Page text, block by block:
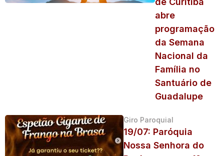
abre
programação
da Semana
Nacional da
Família no
Santuário de
Guadalupe
Giro Paroquial
19/07: Paróquia
Nossa Senhora do